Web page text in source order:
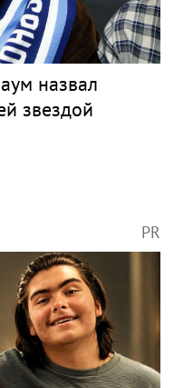
назвал
звездой
PR